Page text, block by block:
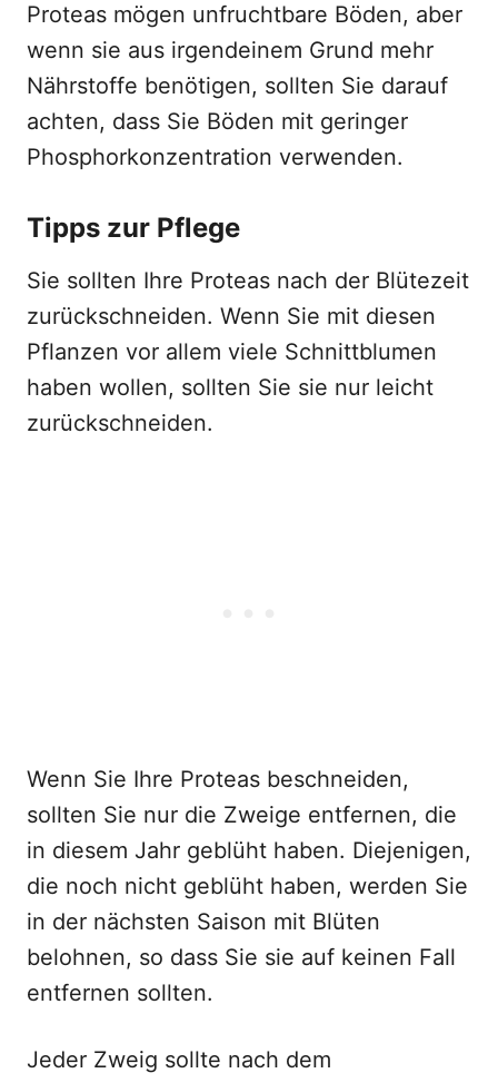
Proteas mögen unfruchtbare Böden, aber
wenn sie aus irgendeinem Grund mehr
Nährstoffe benötigen, sollten Sie darauf
achten, dass Sie Böden mit geringer
Phosphorkonzentration verwenden.
Tipps zur Pflege
Sie sollten Ihre Proteas nach der Blütezeit
zurückschneiden. Wenn Sie mit diesen
Pflanzen vor allem viele Schnittblumen
haben wollen, sollten Sie sie nur leicht
zurückschneiden.
Wenn Sie Ihre Proteas beschneiden,
sollten Sie nur die Zweige entfernen, die
in diesem Jahr geblüht haben. Diejenigen,
die noch nicht geblüht haben, werden Sie
in der nächsten Saison mit Blüten
belohnen, so dass Sie sie auf keinen Fall
entfernen sollten.
Jeder Zweig sollte nach dem